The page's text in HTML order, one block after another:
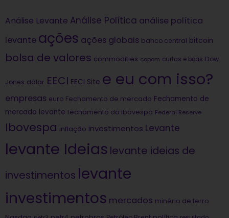
Análise Levante Análise Política análise política
levante ações ações globais banco central bitcoin
bolsa de valores commodities copom curtas e boas Dow
Jones dólar EECI EECI Site e eu com isso?
empresas euro Fechamento de mercado Fechamento de
mercado levante fechamento do ibovespa Federal Reserve
Ibovespa inflação investimentos Levante
levante Ideias levante ideias de
investimentos levante
investimentos mercados minério de ferro